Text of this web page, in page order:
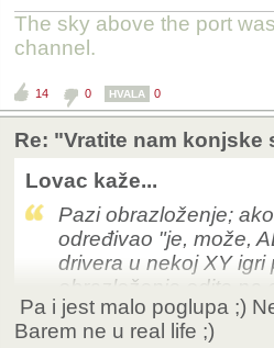
The sky above the port
channel.
14 0 HVALA 0
Re: "Vratite nam konjske
Lovac kaže...
Pazi obrazloženje;
određivao "je, može,
drivera u nekoj XY
obrazloženje odite
svih 180FPS-a jer
pare, onda bih uzeo
Pa i jest malo poglupa ;)
Barem ne u real life ;)